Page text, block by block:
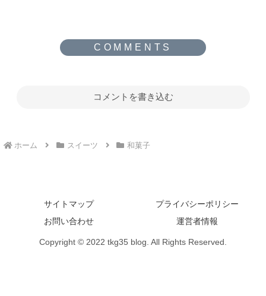
コメントを書き込む
ホーム スイーツ 和菓子
サイトマップ
プライバシーポリシー
お問い合わせ
運営者情報
Copyright © 2022 tkg35 blog. All Rights Reserved.